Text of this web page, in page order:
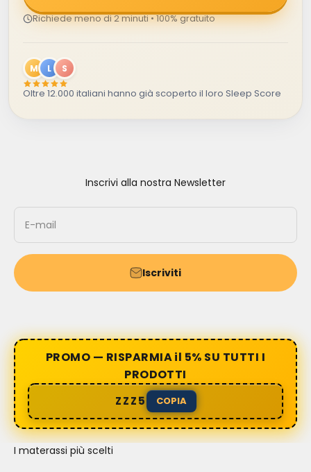
Richiede meno di 2 minuti • 100% gratuito
M L S
Oltre 12.000 italiani hanno già scoperto il loro Sleep Score
Inscrivi alla nostra Newsletter
E-mail
Iscriviti
PROMO — RISPARMIA il 5% SU TUTTI I
PRODOTTI
ZZZ5 COPIA
I materassi più scelti